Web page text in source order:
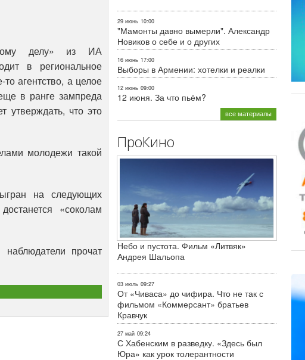
делу» из ИА
в региональное
агентство, а целое
в ранге зампреда
утверждать, что это
молодежи такой
на следующих
«соколам
прочат
29 июнь 10:00
"Мамонты давно вымерли". Александр
Новиков о себе и о других
16 июнь 17:00
Выборы в Армении: хотелки и реалки
12 июнь 09:00
12 июня. За что пьём?
все материалы
ПроКино
Небо и пустота. Фильм «Литвяк»
Андрея Шальопа
03 июль 09:27
От «Чиваса» до чифира. Что не так с
фильмом «Коммерсант» братьев
Кравчук
27 май 09:24
С Хабенским в разведку. «Здесь был
Юра» как урок толерантности